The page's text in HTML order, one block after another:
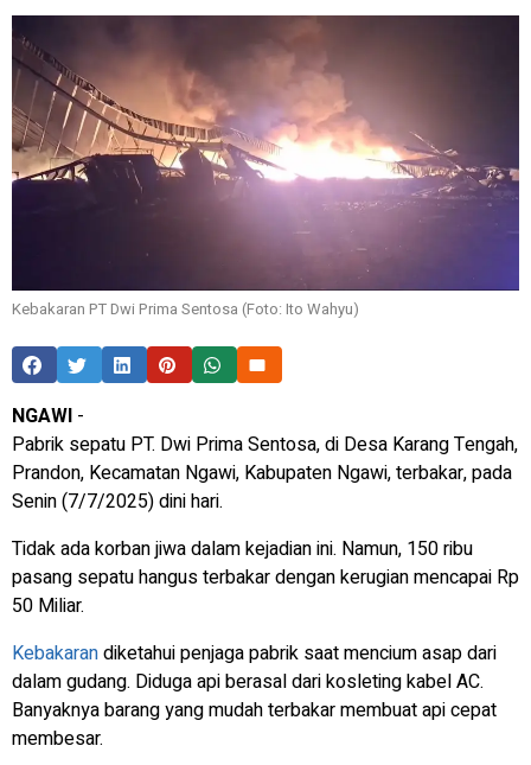
Kebakaran PT Dwi Prima Sentosa (Foto: Ito Wahyu)
NGAWI -
Pabrik sepatu PT. Dwi Prima Sentosa, di Desa Karang Tengah,
Prandon, Kecamatan Ngawi, Kabupaten Ngawi, terbakar, pada
Senin (7/7/2025) dini hari.
Tidak ada korban jiwa dalam kejadian ini. Namun, 150 ribu
pasang sepatu hangus terbakar dengan kerugian mencapai Rp
50 Miliar.
Kebakarandiketahui penjaga pabrik saat mencium asap dari
dalam gudang. Diduga api berasal dari kosleting kabel AC.
Banyaknya barang yang mudah terbakar membuat api cepat
membesar.